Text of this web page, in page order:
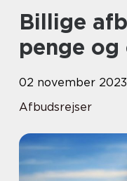
Billige afbudsrejser: Spar
penge og
02 november 2023
Afbudsrejser